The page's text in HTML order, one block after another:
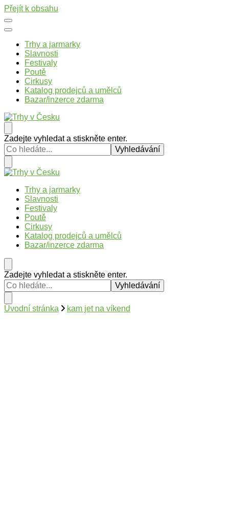
Přejít k obsahu
Trhy a jarmarky
Slavnosti
Festivaly
Poutě
Cirkusy
Katalog prodejců a umělců
Bazar/inzerce zdarma
Trhy v Česku
Trhy, jarmarky, slavnosti a poutě v České republice
Hledáte
něco
?
Zadejte vyhledat a stiskněte enter.
Trhy v Česku
Trhy, jarmarky, slavnosti a poutě v České republice
Trhy a jarmarky
Slavnosti
Festivaly
Poutě
Cirkusy
Katalog prodejců a umělců
Bazar/inzerce zdarma
Hledáte
něco
?
Zadejte vyhledat a stiskněte enter.
Úvodní stránka kam jet na víkend